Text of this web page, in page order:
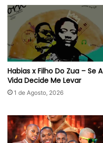
Habias x Filho Do Zua – Se A
Vida Decide Me Levar
1 de Agosto, 2026